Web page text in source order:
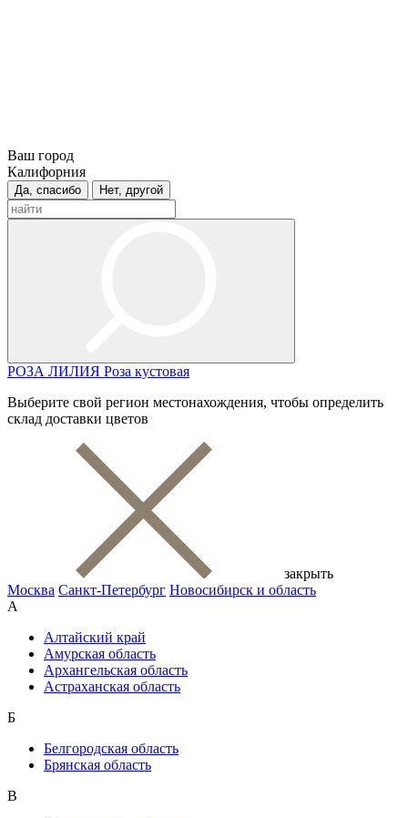
Ваш город
Калифорния
Да, спасибо Нет, другой
РОЗА ЛИЛИЯ Роза кустовая
Выберите свой регион местонахождения, чтобы определить
склад доставки цветов
закрыть
Москва Санкт-Петербург Новосибирск и область
А
Алтайский край
Амурская область
Архангельская область
Астраханская область
Б
Белгородская область
Брянская область
В